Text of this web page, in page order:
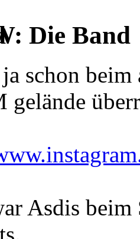
Die Band
schon
gelände
Asdis